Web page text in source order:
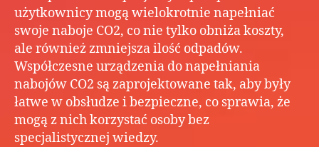
użytkownicy mogą wielokrotnie napełniać
swoje naboje CO2, co nie tylko obniża koszty,
ale również zmniejsza ilość odpadów.
Współczesne urządzenia do napełniania
nabojów CO2 są zaprojektowane tak, aby były
łatwe w obsłudze i bezpieczne, co sprawia, że
mogą z nich korzystać osoby bez
specjalistycznej wiedzy.